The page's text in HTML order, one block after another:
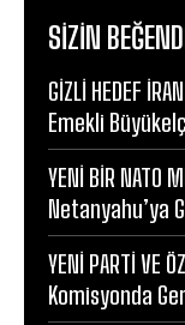
SIZIN
GİZLİ HEDEF
Emekli
YENİ BİR NATO
Netanyahu’ya
YENİ PARTİ VE
Komisyonda